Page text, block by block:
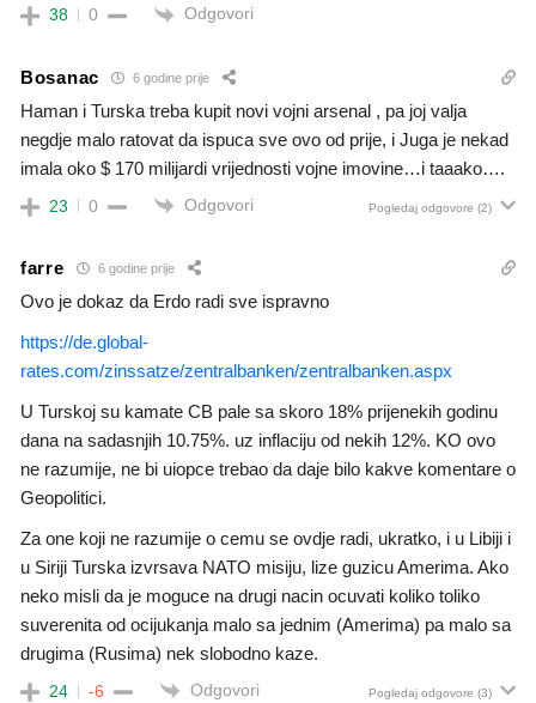
38 0 Odgovori
Bosanac 6 godine prije
Haman i Turska treba kupit novi vojni arsenal , pa joj valja
negdje malo ratovat da ispuca sve ovo od prije, i Juga je nekad
imala oko $ 170 milijardi vrijednosti vojne imovine…i taaako….
23 0 Odgovori Pogledaj odgovore (2)
farre 6 godine prije
Ovo je dokaz da Erdo radi sve ispravno
https://de.global-
rates.com/zinssatze/zentralbanken/zentralbanken.aspx
U Turskoj su kamate CB pale sa skoro 18% prijenekih godinu
dana na sadasnjih 10.75%. uz inflaciju od nekih 12%. KO ovo
ne razumije, ne bi uiopce trebao da daje bilo kakve komentare o
Geopolitici.
Za one koji ne razumije o cemu se ovdje radi, ukratko, i u Libiji i
u Siriji Turska izvrsava NATO misiju, lize guzicu Amerima. Ako
neko misli da je moguce na drugi nacin ocuvati koliko toliko
suverenita od ocijukanja malo sa jednim (Amerima) pa malo sa
drugima (Rusima) nek slobodno kaze.
24 -6 Odgovori Pogledaj odgovore (3)